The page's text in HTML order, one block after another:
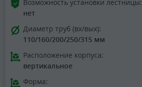
Возможность установки лестницы:
нет
Диаметр труб (вх/вых):
110/160/200/250/315 мм
Расположение корпуса:
вертикальное
Форма: